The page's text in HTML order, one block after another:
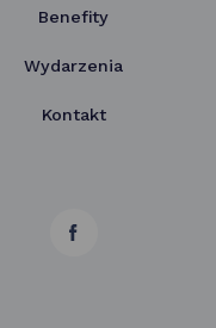
Benefity
Wydarzenia
Kontakt
link